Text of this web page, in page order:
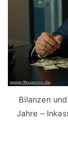
Bilanzen
Jahre –